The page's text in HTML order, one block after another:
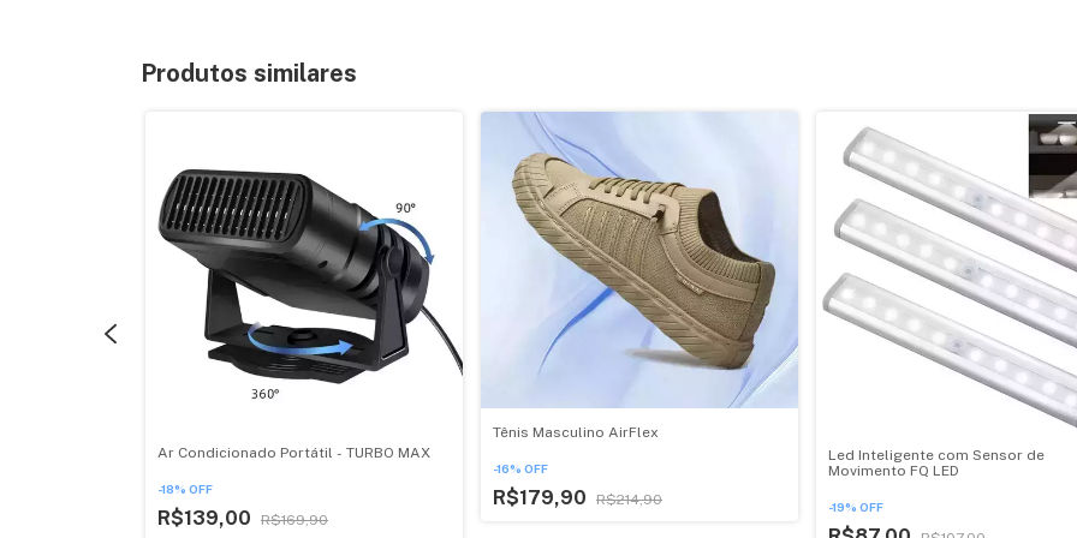
Produtos similares
Ar Condicionado Portátil - TURBO MAX
-18% OFF
R$139,00 R$169,90
Tênis Masculino AirFlex
-16% OFF
R$179,90 R$214,90
Led Inteligente com Sensor de
Movimento FQ LED
-19% OFF